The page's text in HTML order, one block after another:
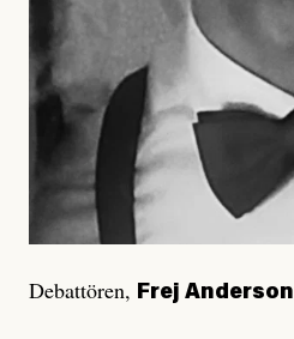
Debattören, Frej Anderson